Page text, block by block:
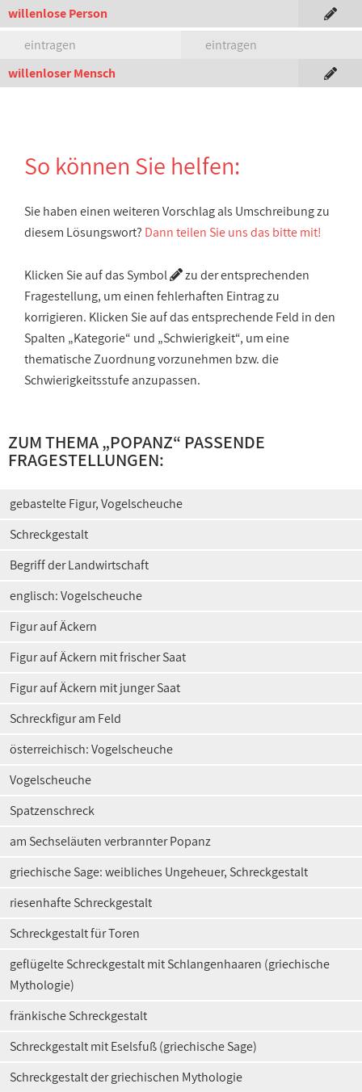
willenlose Person
eintragen
eintragen
willenloser Mensch
So können Sie helfen:
Sie haben einen weiteren Vorschlag als Umschreibung zu
diesem Lösungswort? Dann teilen Sie uns das bitte mit!
Klicken Sie auf das Symbol
zu der entsprechenden
Fragestellung, um einen fehlerhaften Eintrag zu
korrigieren. Klicken Sie auf das entsprechende Feld in den
Spalten „Kategorie“ und „Schwierigkeit“, um eine
thematische Zuordnung vorzunehmen bzw. die
Schwierigkeitsstufe anzupassen.
ZUM THEMA „POPANZ“ PASSENDE
FRAGESTELLUNGEN:
gebastelte Figur, Vogelscheuche
Schreckgestalt
Begriff der Landwirtschaft
englisch: Vogelscheuche
Figur auf Äckern
Figur auf Äckern mit frischer Saat
Figur auf Äckern mit junger Saat
Schreckfigur am Feld
österreichisch: Vogelscheuche
Vogelscheuche
Spatzenschreck
am Sechseläuten verbrannter Popanz
griechische Sage: weibliches Ungeheuer, Schreckgestalt
riesenhafte Schreckgestalt
Schreckgestalt für Toren
geflügelte Schreckgestalt mit Schlangenhaaren (griechische
Mythologie)
fränkische Schreckgestalt
Schreckgestalt mit Eselsfuß (griechische Sage)
Schreckgestalt der griechischen Mythologie